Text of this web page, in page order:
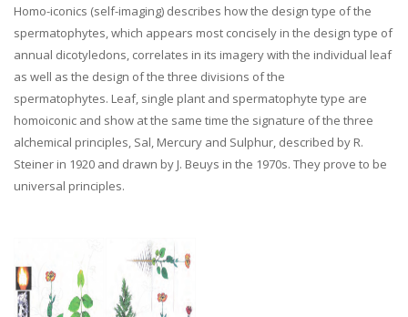
Homo-iconics (self-imaging) describes how the design type of the
spermatophytes, which appears most concisely in the design type of
annual dicotyledons, correlates in its imagery with the individual leaf
as well as the design of the three divisions of the
spermatophytes. Leaf, single plant and spermatophyte type are
homoiconic and show at the same time the signature of the three
alchemical principles, Sal, Mercury and Sulphur, described by R.
Steiner in 1920 and drawn by J. Beuys in the 1970s. They prove to be
universal principles.